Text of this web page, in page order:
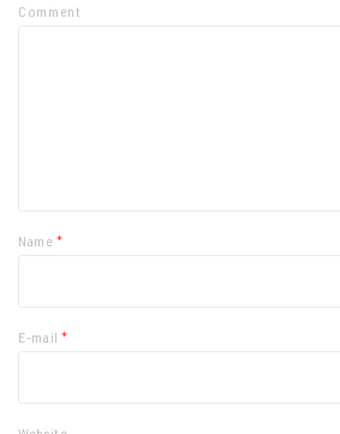
Comment
Name*
E-mail*